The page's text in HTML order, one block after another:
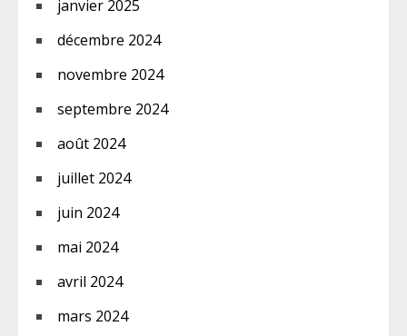
janvier 2025
décembre 2024
novembre 2024
septembre 2024
août 2024
juillet 2024
juin 2024
mai 2024
avril 2024
mars 2024